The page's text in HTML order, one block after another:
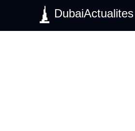
DubaiActualites